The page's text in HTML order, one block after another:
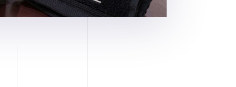
soins visage, barbe et